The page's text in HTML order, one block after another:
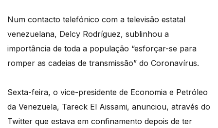
Num contacto telefónico com a televisão estatal
venezuelana, Delcy Rodríguez, sublinhou a
importância de toda a população “esforçar-se para
romper as cadeias de transmissão” do Coronavírus.
Sexta-feira, o vice-presidente de Economia e Petróleo
da Venezuela, Tareck El Aissami, anunciou, através do
Twitter que estava em confinamento depois de ter